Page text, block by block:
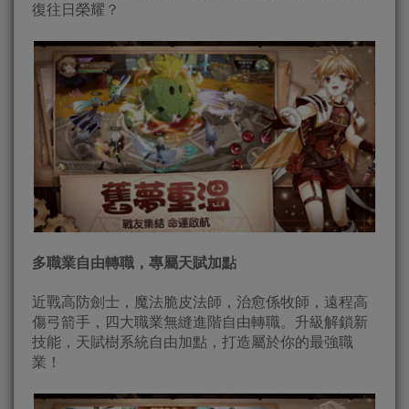
復往日榮耀？
多職業自由轉職，專屬天賦加點
近戰高防劍士，魔法脆皮法師，治愈係牧師，遠程高
傷弓箭手，四大職業無縫進階自由轉職。升級解鎖新
技能，天賦樹系統自由加點，打造屬於你的最強職
業！